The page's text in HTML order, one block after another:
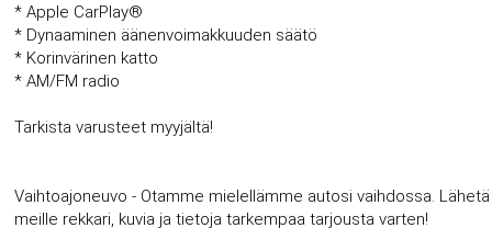
* Apple CarPlay®
* Dynaaminen äänenvoimakkuuden säätö
* Korinvärinen katto
* AM/FM radio
Tarkista varusteet myyjältä!
Vaihtoajoneuvo - Otamme mielellämme autosi vaihdossa. Lähetä
meille rekkari, kuvia ja tietoja tarkempaa tarjousta varten!